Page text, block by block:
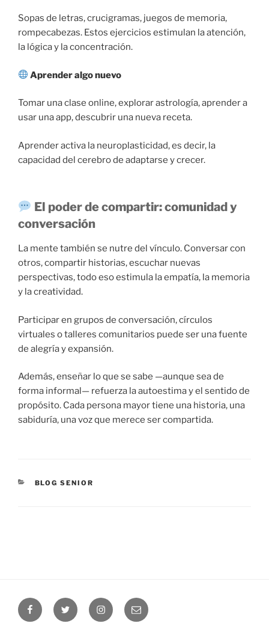
Sopas de letras, crucigramas, juegos de memoria,
rompecabezas. Estos ejercicios estimulan la atención,
la lógica y la concentración.
Aprender algo nuevo
Tomar una clase online, explorar astrología, aprender a
usar una app, descubrir una nueva receta.
Aprender activa la neuroplasticidad, es decir, la
capacidad del cerebro de adaptarse y crecer.
El poder de compartir: comunidad y
conversación
La mente también se nutre del vínculo. Conversar con
otros, compartir historias, escuchar nuevas
perspectivas, todo eso estimula la empatía, la memoria
y la creatividad.
Participar en grupos de conversación, círculos
virtuales o talleres comunitarios puede ser una fuente
de alegría y expansión.
Además, enseñar lo que se sabe —aunque sea de
forma informal— refuerza la autoestima y el sentido de
propósito. Cada persona mayor tiene una historia, una
sabiduría, una voz que merece ser compartida.
BLOG SENIOR